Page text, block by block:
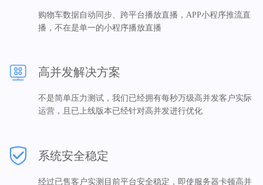
购物车数据自动同步、跨平台播放直播，APP小程序推流直
播，不在是单一的小程序播放直播
高并发解决方案
不是简单压力测试，我们已经拥有每秒万级高并发客户实际
运营，且已上线版本已经针对高并发进行优化
系统安全稳定
经过已售客户实测目前平台安全稳定，即使服务器卡顿高并